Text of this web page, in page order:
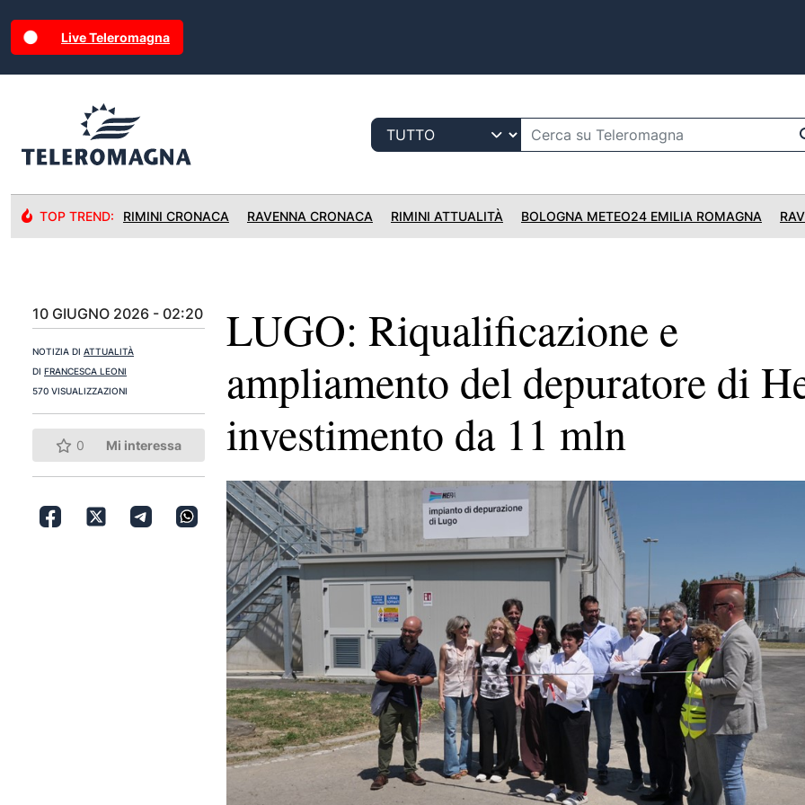
Live Teleromagna
TOP TREND: RIMINI CRONACA RAVENNA CRONACA RIMINI ATTUALITÀ BOLOGNA METEO24 EMILIA ROMAGNA
10 GIUGNO 2026 - 02:20
NOTIZIA DI ATTUALITÀ
DI FRANCESCA LEONI
570 VISUALIZZAZIONI
0 Mi interessa
LUGO: Riqualificazione e
ampliamento del depuratore di
investimento da 11 mln